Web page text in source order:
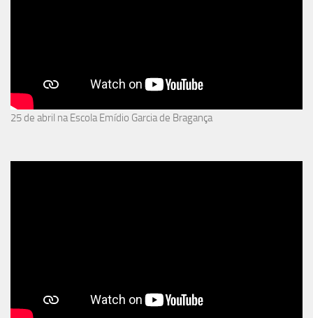
25 de abril na Escola Emídio Garcia de Bragança